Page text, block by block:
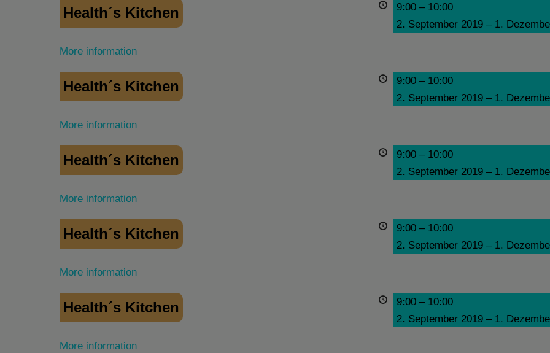
Health´s Kitchen 9:00 – 10:00
2. September 2019 – 1.
More information
Health´s Kitchen 9:00 – 10:00
2. September 2019 – 1.
More information
Health´s Kitchen 9:00 – 10:00
2. September 2019 – 1.
More information
Health´s Kitchen 9:00 – 10:00
2. September 2019 – 1.
More information
Health´s Kitchen 9:00 – 10:00
2. September 2019 – 1.
More information